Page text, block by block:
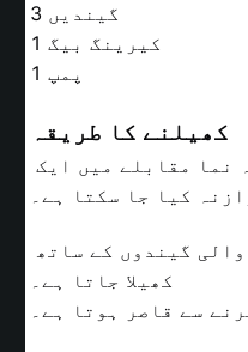
3 گیندیں
1 پمپ
کھیلنے کا طریقہ
کیا جا سکتا ہے۔
کھیلا جاتا ہے۔
سے قاصر ہوتا ہے۔